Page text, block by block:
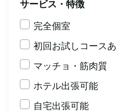
サービス・特徴
完全個室
初回お試しコース
マッチョ・筋肉質
ホテル出張可能
自宅出張可能